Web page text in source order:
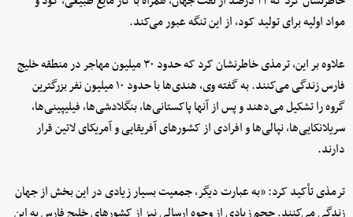
مواد اولیه برای تولید کود، از این تنگه عبور می‌کند.
علاوه بر این، ترمذی خاطرنشان کرد که حدود ۳۰ میلیون مهاجر در منطقه خلیج
فارس زندگی می‌کنند. به گفته وی، هندی‌ها با حدود ۱۰ میلیون نفر بزرگترین
گروه را تشکیل می‌دهند و پس از آنها پاکستانی‌ها، بنگلادشی‌ها، فیلیپینی‌ها،
سریلانکایی‌ها، نپالی‌ها و افرادی از کشورهای آفریقایی و آمریکای لاتین قرار
دارند.
ترمذی تأکید کرد: «به عبارت دیگر، جمعیت بسیار زیادی در این بخش از جهان